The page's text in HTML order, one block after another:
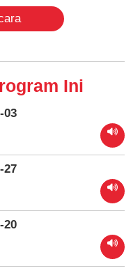
Ini
03
27
20